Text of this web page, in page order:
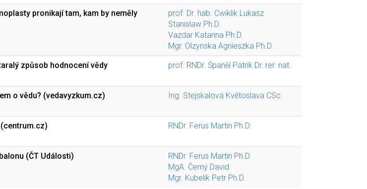
pronikají tam, kam by neměly
prof. Dr. hab. Cwiklik Lukasz
Stanislaw Ph.D.
Vazdar Katarina Ph.D.
Mgr. Olzynska Agnieszka Ph.D.
způsob hodnocení vědy prof. RNDr. Španěl Patrik Dr. rer. nat.
o vědu? (vedavyzkum.cz) Ing. Stejskalová Květoslava CSc.
RNDr. Ferus Martin Ph.D.
(ČT Události)
RNDr. Ferus Martin Ph.D.
MgA. Černý David
Mgr. Kubelík Petr Ph.D.